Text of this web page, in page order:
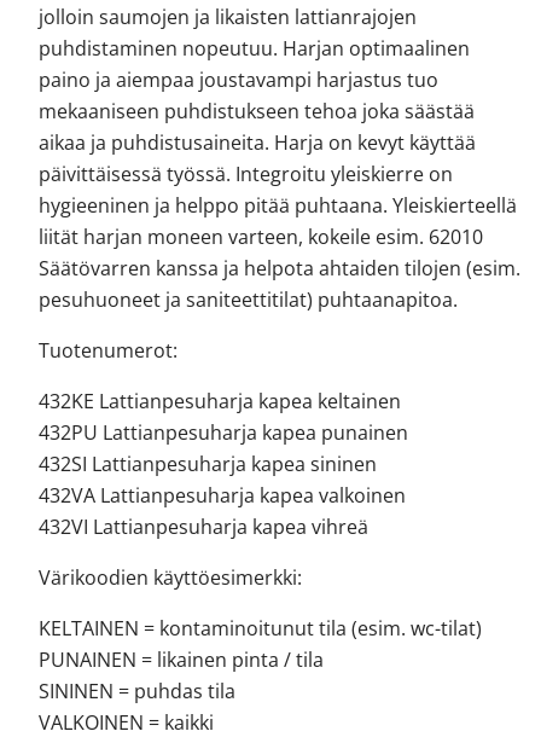
jolloin saumojen ja likaisten lattianrajojen
puhdistaminen nopeutuu. Harjan optimaalinen
paino ja aiempaa joustavampi harjastus tuo
mekaaniseen puhdistukseen tehoa joka säästää
aikaa ja puhdistusaineita. Harja on kevyt käyttää
päivittäisessä työssä. Integroitu yleiskierre on
hygieeninen ja helppo pitää puhtaana. Yleiskierteellä
liität harjan moneen varteen, kokeile esim. 62010
Säätövarren kanssa ja helpota ahtaiden tilojen (esim.
pesuhuoneet ja saniteettitilat) puhtaanapitoa.
Tuotenumerot:
432KE Lattianpesuharja kapea keltainen
432PU Lattianpesuharja kapea punainen
432SI Lattianpesuharja kapea sininen
432VA Lattianpesuharja kapea valkoinen
432VI Lattianpesuharja kapea vihreä
Värikoodien käyttöesimerkki:
KELTAINEN = kontaminoitunut tila (esim. wc-tilat)
PUNAINEN = likainen pinta / tila
SININEN = puhdas tila
VALKOINEN = kaikki